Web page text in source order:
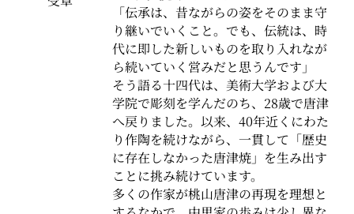
「伝承は、昔ながらの姿をそのまま守
り継いでいくこと。でも、伝統は、時
代に即した新しいものを取り入れなが
ら続いていく営みだと思うんです」
そう語る十四代は、美術大学および大
学院で彫刻を学んだのち、28歳で唐津
へ戻りました。以来、40年近くにわた
り作陶を続けながら、一貫して「歴史
に存在しなかった唐津焼」を生み出す
ことに挑み続けています。
多くの作家が桃山唐津の再現を理想と